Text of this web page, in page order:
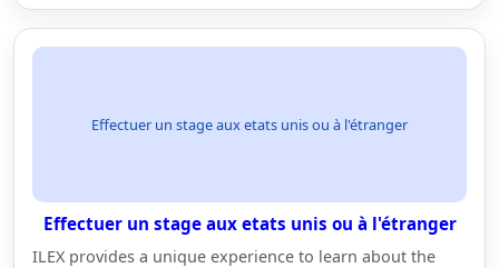
Effectuer un stage aux etats unis ou à l'étranger
Effectuer un stage aux etats unis ou à l'étranger
ILEX provides a unique experience to learn about the